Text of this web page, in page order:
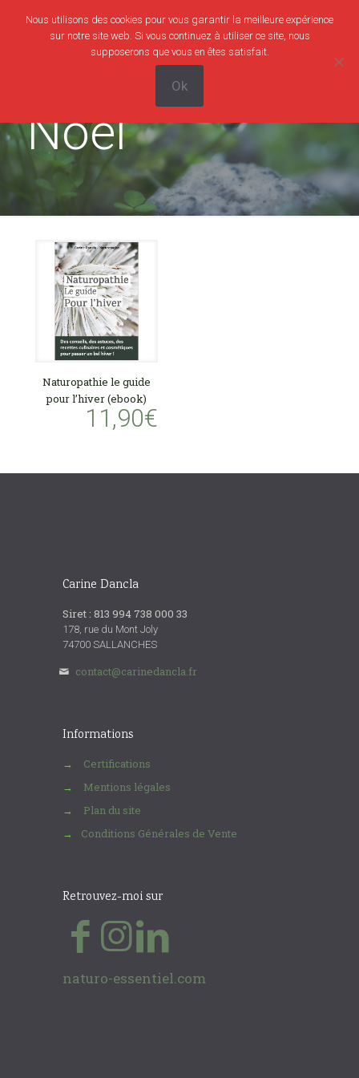
0
0,00€
Noël
Naturopathie le guide
pour l’hiver (ebook)
11,90€
Carine Dancla
Siret : 813 994 738 000 33
178, rue du Mont Joly
74700 SALLANCHES
contact@carinedancla.fr
Informations
→ Certifications
→ Mentions légales
→ Plan du site
→ Conditions Générales de Vente
Retrouvez-moi sur
naturo-essentiel.com
Nous utilisons des cookies pour vous garantir la meilleure expérience
sur notre site web. Si vous continuez à utiliser ce site, nous
supposerons que vous en êtes satisfait.
Ok